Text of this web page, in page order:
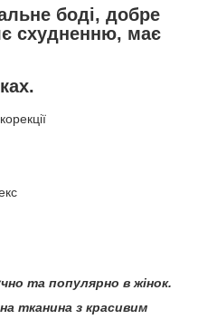
боді, добре
схудненню, має
та популярно в жінок.
тканина з красивим